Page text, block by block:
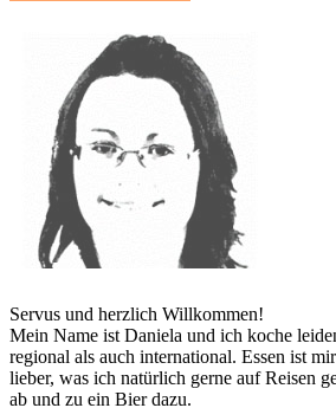
Servus und herzlich Willkommen!
Mein Name ist Daniela und ich koche
regional als auch international. Essen ist
lieber, was ich natürlich gerne auf Reisen
ab und zu ein Bier dazu.